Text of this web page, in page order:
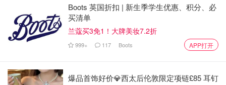
Boots 英国折扣 | 新生季学生优惠、积分、必
买清单
兰蔻买3免1！大牌美妆7.2折
999+ 117 Boots APP打开
爆品首饰好价💎西太后伦敦限定项链£85 耳钉